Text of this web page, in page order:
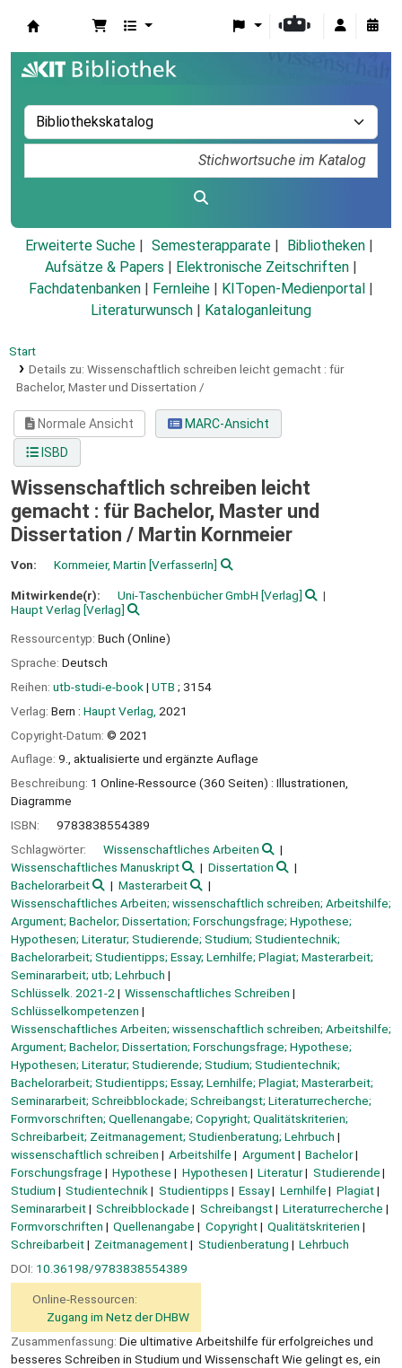
Erweiterte Suche Semesterapparate
Bibliotheken
Aufsätze & Papers
Elektronische Zeitschriften
Fachdatenbanken
Fernleihe KITopen-Medienportal
Literaturwunsch
Kataloganleitung
Start
Details zu: Wissenschaftlich schreiben leicht gemacht : für
Bachelor, Master und Dissertation /
Normale Ansicht
MARC-Ansicht
ISBD
Wissenschaftlich schreiben leicht
gemacht : für Bachelor, Master und
Dissertation / Martin Kornmeier
Von: Kornmeier, Martin [VerfasserIn]
Mitwirkende(r): Uni-Taschenbücher GmbH [Verlag]
Haupt Verlag [Verlag]
Ressourcentyp: Buch (Online)
Sprache: Deutsch
Reihen: utb-studi-e-book | UTB ; 3154
Verlag: Bern : Haupt Verlag, 2021
Copyright-Datum: © 2021
Auflage: 9., aktualisierte und ergänzte Auflage
Beschreibung: 1 Online-Ressource (360 Seiten) : Illustrationen,
Diagramme
ISBN:
9783838554389
Schlagwörter:
Wissenschaftliches Arbeiten
Wissenschaftliches Manuskript
Dissertation
Bachelorarbeit
Masterarbeit
Wissenschaftliches Arbeiten; wissenschaftlich schreiben; Arbeitshilfe;
Argument; Bachelor; Dissertation; Forschungsfrage; Hypothese;
Hypothesen; Literatur; Studierende; Studium; Studientechnik;
Bachelorarbeit; Studientipps; Essay; Lernhilfe; Plagiat; Masterarbeit;
Seminararbeit; utb; Lehrbuch
Schlüsselk. 2021-2
Wissenschaftliches Schreiben
Schlüsselkompetenzen
Wissenschaftliches Arbeiten; wissenschaftlich schreiben; Arbeitshilfe;
Argument; Bachelor; Dissertation; Forschungsfrage; Hypothese;
Hypothesen; Literatur; Studierende; Studium; Studientechnik;
Bachelorarbeit; Studientipps; Essay; Lernhilfe; Plagiat; Masterarbeit;
Seminararbeit; Schreibblockade; Schreibangst; Literaturrecherche;
Formvorschriften; Quellenangabe; Copyright; Qualitätskriterien;
Schreibarbeit; Zeitmanagement; Studienberatung; Lehrbuch
wissenschaftlich schreiben
Arbeitshilfe Argument
Bachelor
Forschungsfrage
Hypothese Hypothesen Literatur
Studierende
Studium
Studientechnik Studientipps Essay Lernhilfe
Plagiat
Seminararbeit
Schreibblockade Schreibangst
Literaturrecherche
Formvorschriften
Quellenangabe Copyright
Qualitätskriterien
Schreibarbeit
Zeitmanagement Studienberatung
Lehrbuch
DOI: 10.36198/9783838554389
Online-Ressourcen:
Zugang im Netz der DHBW
Zusammenfassung: Die ultimative Arbeitshilfe für erfolgreiches und
besseres Schreiben in Studium und Wissenschaft Wie gelingt es, ein